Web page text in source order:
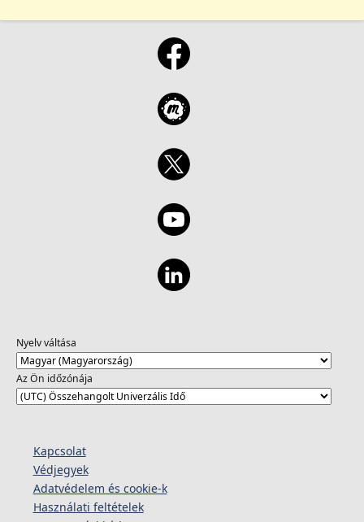
Nyelv váltása
Az Ön időzónája
Kapcsolat
Védjegyek
Adatvédelem és cookie-k
Használati feltételek